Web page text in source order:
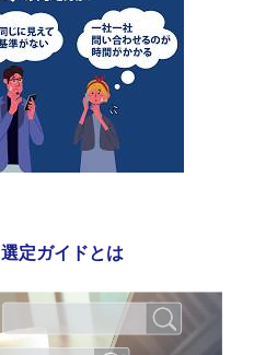
定ガイドとは